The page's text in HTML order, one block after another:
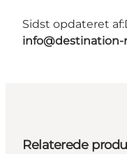
Sidst opdateret af:
info@destination-
Relaterede